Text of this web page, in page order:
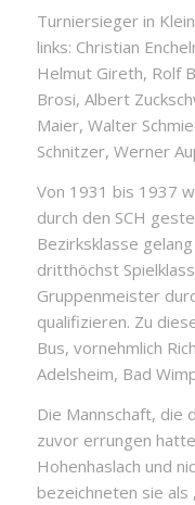
Turniersieger in
links: Christian
Helmut Gireth, Rolf
Brosi, Albert
Maier, Walter
Schnitzer, Werner
Von 1931 bis 1937
durch den SCH
Bezirksklasse
dritthöchst
Gruppenmeister
qualifizieren. Zu
Bus, vornehmlich
Adelsheim, Bad
Die Mannschaft, die
zuvor errungen
Hohenhaslach und
bezeichneten sie als